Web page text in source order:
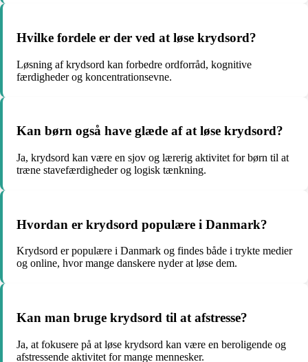
Hvilke fordele er der ved at løse krydsord?
Løsning af krydsord kan forbedre ordforråd, kognitive
færdigheder og koncentrationsevne.
Kan børn også have glæde af at løse krydsord?
Ja, krydsord kan være en sjov og lærerig aktivitet for børn til at
træne stavefærdigheder og logisk tænkning.
Hvordan er krydsord populære i Danmark?
Krydsord er populære i Danmark og findes både i trykte medier
og online, hvor mange danskere nyder at løse dem.
Kan man bruge krydsord til at afstresse?
Ja, at fokusere på at løse krydsord kan være en beroligende og
afstressende aktivitet for mange mennesker.